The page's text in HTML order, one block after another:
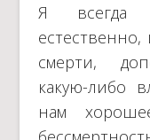
Я всегда
естественно,
смерти,
какую-либо
нам